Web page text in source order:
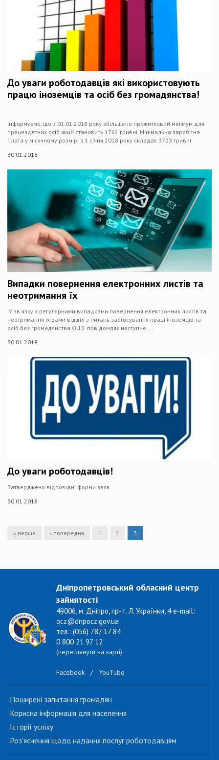
До уваги роботодавців які використовують
працю іноземців та осіб без громадянства!
Інформуємо, що з 01.01.2018 року збільшено прожитковий мінімум для
працездатних осіб який становить 1762 гривні. Мінімальна заробітна
плата у місячному розмірі з 1 січня 2018 року складає 3723 гривні
30.01.2018
Випадки повернення електронних листів та
неотримання їх
У зв'язку з регулярними випадками повернення електронних листів та
неотримання їх вами відділ з питань застосування праці іноземців та
осіб без громадянства ОЦЗ повідомляє наступне....
30.01.2018
До уваги роботодавців!
Затверджено відповідні форми заяв
30.01.2018
« перша ‹ попередня 1 2 3
Дніпропетровський обласний центр
зайнятості
49006, м. Дніпро, пр-т. Л. Українки, 4 e-mail:
ocz@dnpocz.gov.ua
тел.: (056) 787 17 84
0 800 21 97 12
(переглянути на карті)
Facebook / YouTube
Поширені запитання громадян
Корисна інформація для населення
Історії успіху
Роз'яснення щодо надання послуг роботодавцям